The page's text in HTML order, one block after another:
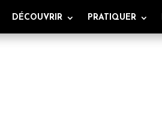
DÉCOUVRIR PRATIQUER